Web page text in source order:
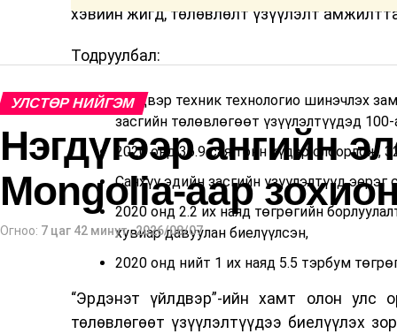
хэвийн жигд, төлөвлөлт үзүүлэлт
Тодруулбал:
Үйлдвэр техник технологио шинэчлэх
засгийн төлөвлөгөөт үзүүлэлтүүдэд
2020 онд 36.9 сая тонн хүдэр олборлож,
Санхүү эдийн засгийн үзүүлэлтүүд эерэг
2020 онд 2.2 их наяд төгрөгийн
хувиар давуулан биелүүлсэн,
2020 онд нийт 1 их наяд 5.5 тэрбум
“Эрдэнэт үйлдвэр”-ийн хамт олон улс
төлөвлөгөөт үзүүлэлтүүдээ биелүүлэх
УЛСТӨР НИЙГЭМ
Нэгдүгээр ангийн
Mongolia-аар
Огноо: 7 цаг 42 минут,2026/08/07